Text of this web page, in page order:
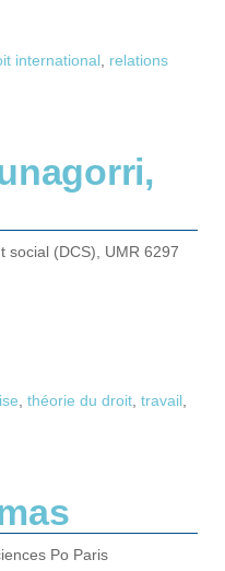
international , relations
social (DCS), UMR 6297
, théorie du droit, travail ,
Po Paris